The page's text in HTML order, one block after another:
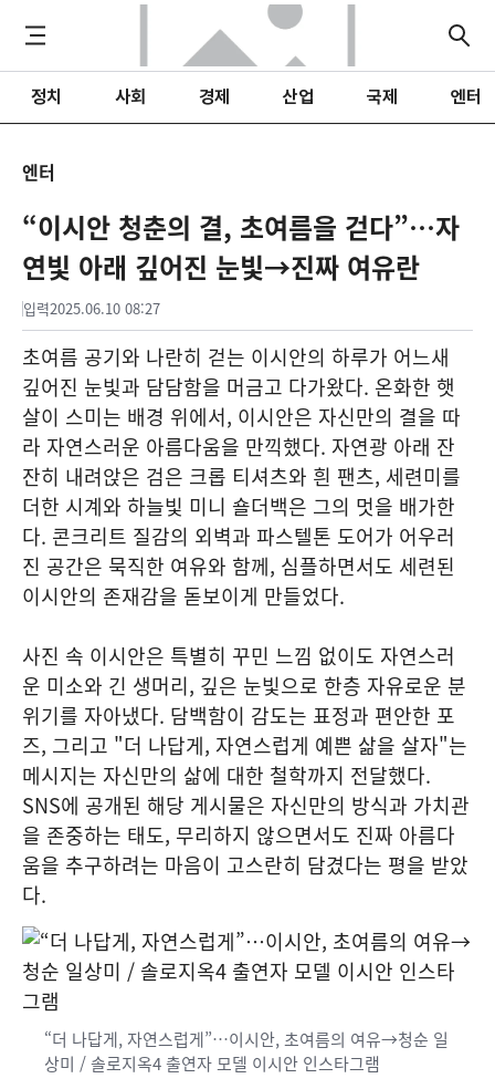
정치 사회 경제 산업 국제 엔터
엔터
“이시안 청춘의 결, 초여름을 걷다”…자
연빛 아래 깊어진 눈빛→진짜 여유란
입력2025.06.10 08:27
초여름 공기와 나란히 걷는 이시안의 하루가 어느새
깊어진 눈빛과 담담함을 머금고 다가왔다. 온화한 햇
살이 스미는 배경 위에서, 이시안은 자신만의 결을 따
라 자연스러운 아름다움을 만끽했다. 자연광 아래 잔
잔히 내려앉은 검은 크롭 티셔츠와 흰 팬츠, 세련미를
더한 시계와 하늘빛 미니 숄더백은 그의 멋을 배가한
다. 콘크리트 질감의 외벽과 파스텔톤 도어가 어우러
진 공간은 묵직한 여유와 함께, 심플하면서도 세련된
이시안의 존재감을 돋보이게 만들었다.
사진 속 이시안은 특별히 꾸민 느낌 없이도 자연스러
운 미소와 긴 생머리, 깊은 눈빛으로 한층 자유로운 분
위기를 자아냈다. 담백함이 감도는 표정과 편안한 포
즈, 그리고 "더 나답게, 자연스럽게 예쁜 삶을 살자"는
메시지는 자신만의 삶에 대한 철학까지 전달했다.
SNS에 공개된 해당 게시물은 자신만의 방식과 가치관
을 존중하는 태도, 무리하지 않으면서도 진짜 아름다
움을 추구하려는 마음이 고스란히 담겼다는 평을 받았
다.
“더 나답게, 자연스럽게”…이시안, 초여름의 여유→청순 일
상미 / 솔로지옥4 출연자 모델 이시안 인스타그램